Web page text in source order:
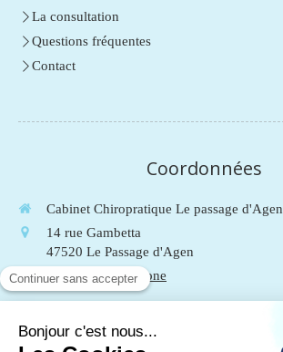
La consultation
Questions fréquentes
Contact
Coordonnées
Cabinet Chiropratique Le passage d'Agen
14 rue Gambetta
47520 Le Passage d'Agen
Afficher le téléphone
LeSamedide9hà13h